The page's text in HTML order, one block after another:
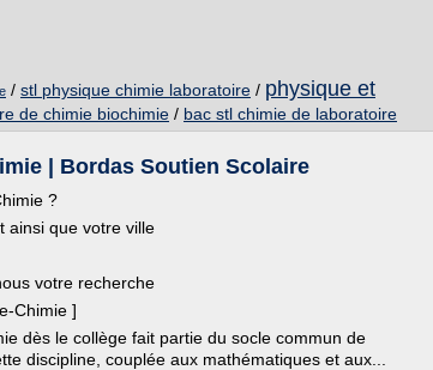
/ stl physique chimie laboratoire / physique et
de chimie biochimie / bac stl chimie de laboratoire
| Bordas Soutien Scolaire
?
ainsi que votre ville
votre recherche
Chimie ]
dès le collège fait partie du socle commun de
discipline, couplée aux mathématiques et aux...